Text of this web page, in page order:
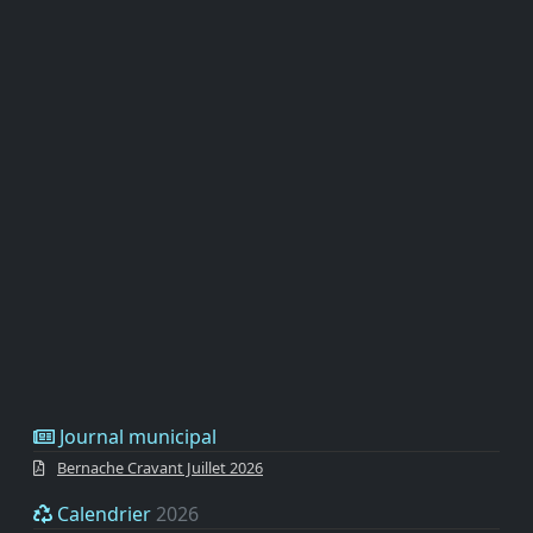
Journal municipal
Bernache Cravant Juillet 2026
Calendrier 2026